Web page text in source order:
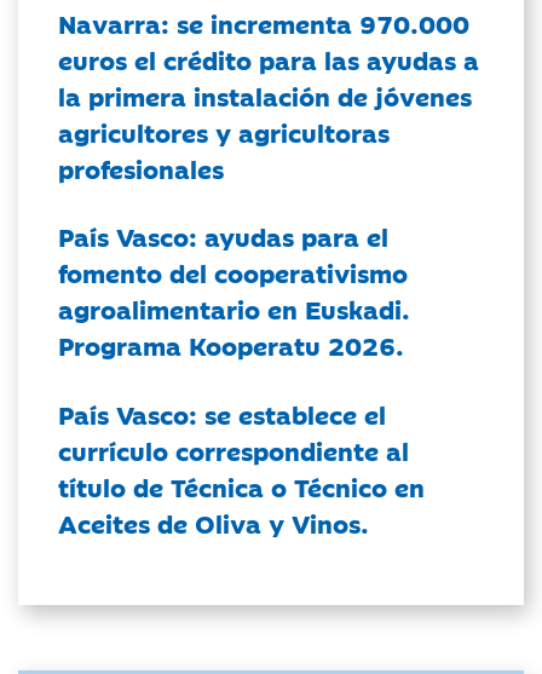
Navarra: se incrementa 970.000
euros el crédito para las ayudas a
la primera instalación de jóvenes
agricultores y agricultoras
profesionales
País Vasco: ayudas para el
fomento del cooperativismo
agroalimentario en Euskadi.
Programa Kooperatu 2026.
País Vasco: se establece el
currículo correspondiente al
título de Técnica o Técnico en
Aceites de Oliva y Vinos.